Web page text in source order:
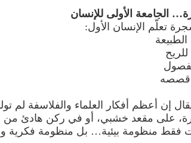
تعلّم الإنسان الأول:
قصصه
إن أعظم أفكار العلماء والفلاسفة لم
على مقعد خشبي، أو في ركن هادئ من
فقط منظومة بيئية… بل منظومة فكرية